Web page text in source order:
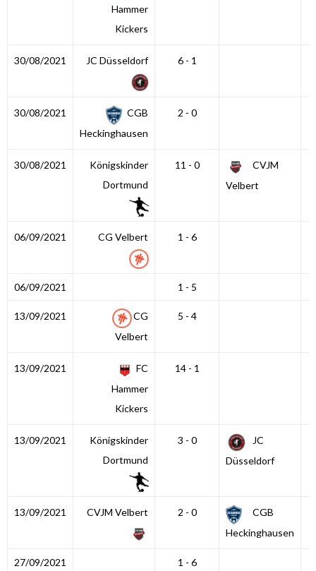
Hammer
Kickers
30/08/2021 JC Düsseldorf 6 - 1
30/08/2021
CGB
Heckinghausen
2 - 0
30/08/2021
Königskinder
Dortmund
11 - 0
CVJM
Velbert
06/09/2021 CG Velbert 1 - 6
06/09/2021 1 - 5
13/09/2021
CG
Velbert
5 - 4
13/09/2021
FC
Hammer
Kickers
14 - 1
13/09/2021
Königskinder
Dortmund
3 - 0
JC
Düsseldorf
13/09/2021 CVJM Velbert 2 - 0
CGB
Heckinghausen
27/09/2021 1 - 6